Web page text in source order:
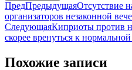
ПредПредыдущаяОтсутствие
организаторов незаконной
СледующаяКиприоты против
скорее вренуться к
Похожие записи